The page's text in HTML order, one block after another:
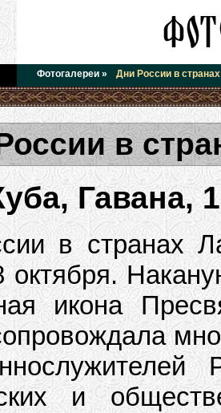
Фотогалереи » Дни России в
в
Гавана,
в странах
октября.
икона
и